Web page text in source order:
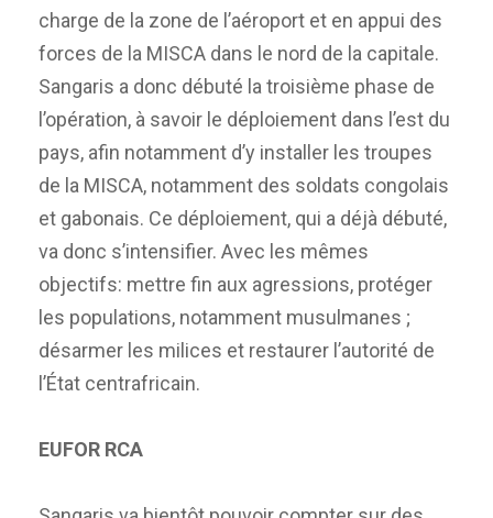
charge de la zone de l’aéroport et en appui des
forces de la MISCA dans le nord de la capitale.
Sangaris a donc débuté la troisième phase de
l’opération, à savoir le déploiement dans l’est du
pays, afin notamment d’y installer les troupes
de la MISCA, notamment des soldats congolais
et gabonais. Ce déploiement, qui a déjà débuté,
va donc s’intensifier. Avec les mêmes
objectifs: mettre fin aux agressions, protéger
les populations, notamment musulmanes ;
désarmer les milices et restaurer l’autorité de
l’État centrafricain.
EUFOR RCA